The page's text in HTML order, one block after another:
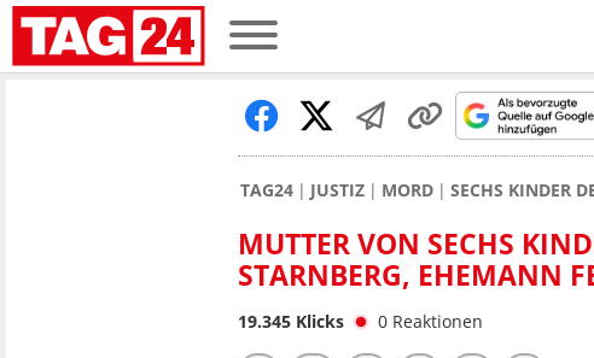
TAG24 JUSTIZ MORD SECHS KINDER
MUTTER VON SECHS
TARNBERG, EHEMANN
19.345 Klicks 0 Reaktionen